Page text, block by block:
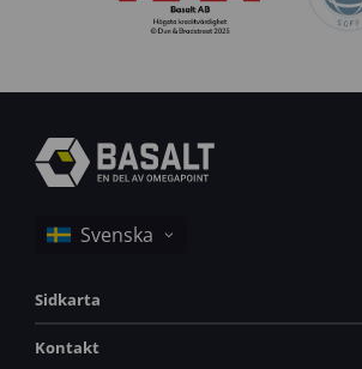
Sidkarta
Kontakt